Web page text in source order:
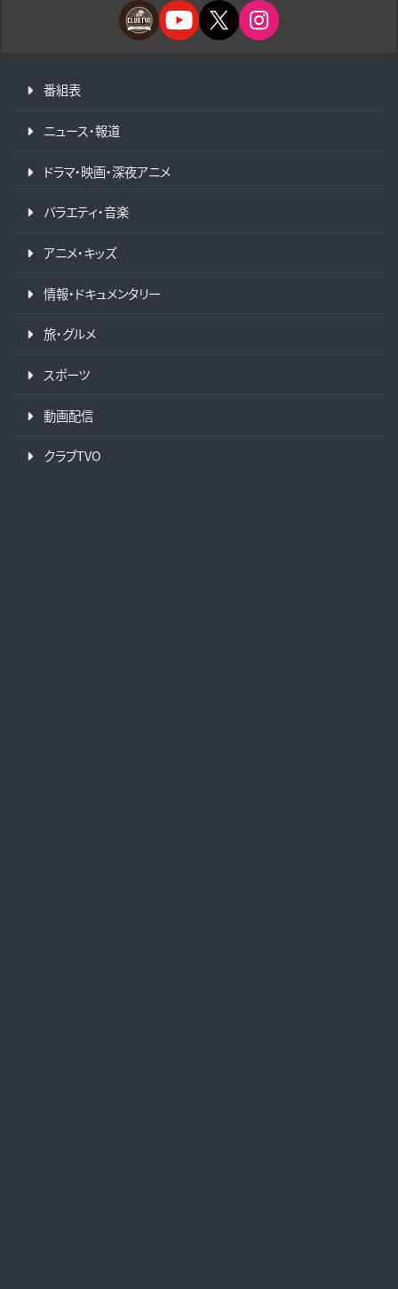
番組表
ニュース・報道
ドラマ・映画・深夜アニメ
バラエティ・音楽
アニメ・キッズ
情報・ドキュメンタリー
旅・グルメ
スポーツ
動画配信
クラブTVO